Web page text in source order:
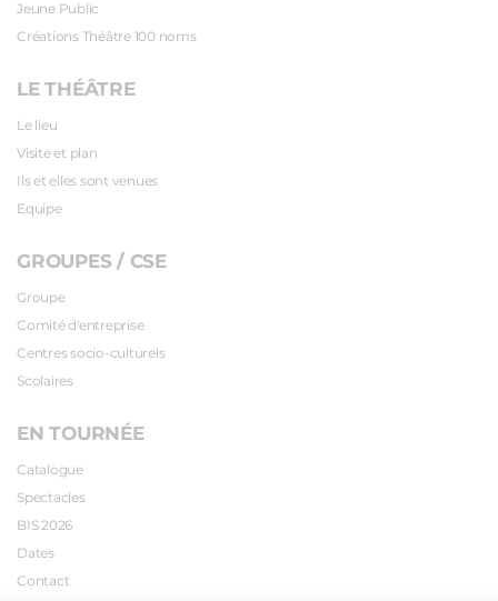
Jeune Public
Créations Théâtre 100 noms
LE THÉÂTRE
Le lieu
Visite et plan
Ils et elles sont venues
Equipe
GROUPES / CSE
Groupe
Comité d'entreprise
Centres socio-culturels
Scolaires
EN TOURNÉE
Catalogue
Spectacles
BIS 2026
Dates
Contact